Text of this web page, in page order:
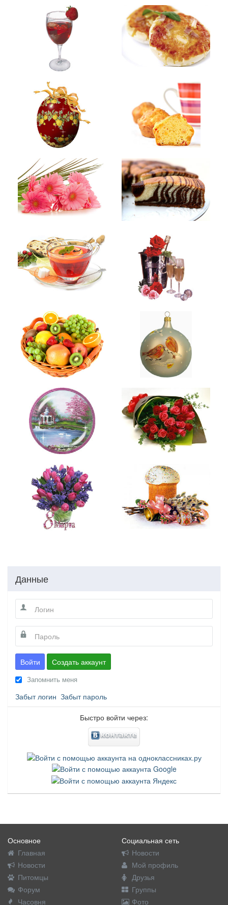
Данные
Войти Создать аккаунт
Запомнить меня
Забыт логин Забыт пароль
Быстро войти через:
Основное
Главная
Новости
Питомцы
Форум
Часовня
Социальная сеть
Новости
Мой профиль
Друзья
Группы
Фото